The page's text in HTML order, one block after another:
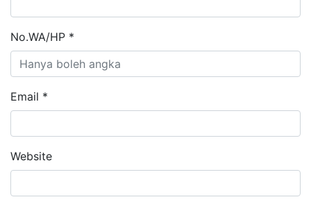
No.WA/HP *
Email *
Website